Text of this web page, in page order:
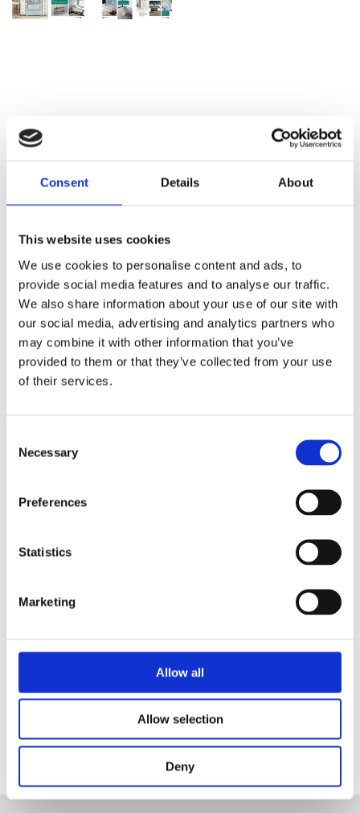
Consent Details About
This website uses cookies
We use cookies to personalise content and ads, to
provide social media features and to analyse our traffic.
We also share information about your use of our site with
our social media, advertising and analytics partners who
may combine it with other information that you’ve
provided to them or that they’ve collected from your use
of their services.
Selection
Necessary
Preferences
Statistics
Marketing
Allow all
Allow selection
Deny
Trova il negozio più
vicino a te
Registrati come rivenditore
E-Mail